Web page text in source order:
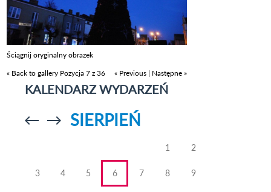
Ściągnij oryginalny obrazek
« Back to gallery Pozycja 7 z 36 « Previous | Następne »
KALENDARZ WYDARZEŃ
Przejdź doPrzejdź do
SIERPIEŃ
1 2
3 4 5 6 7 8 9